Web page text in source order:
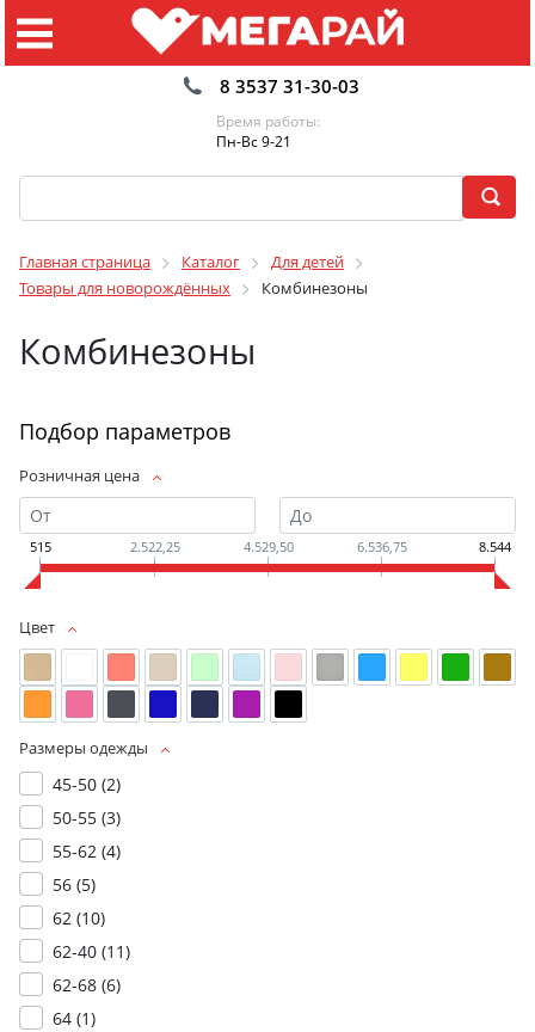
8 3537 31-30-03
Время работы:
Пн-Вс 9-21
Главная страница Каталог
Для детей
Товары для новорождённых
Комбинезоны
Комбинезоны
Подбор параметров
Розничная цена
515 2.522,25 4.529,50 6.536,75 8.544
Цвет
Размеры одежды
45-50 (2)
50-55 (3)
55-62 (4)
56 (5)
62 (10)
62-40 (11)
62-68 (6)
64 (1)